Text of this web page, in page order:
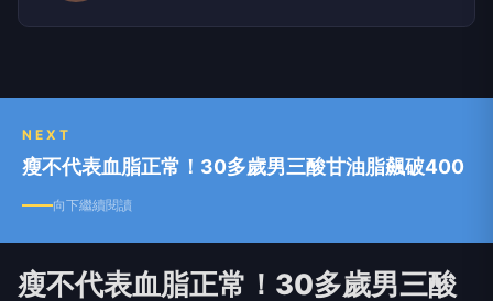
NEXT
瘦不代表血脂正常！30多歲男三酸甘油脂飆破400
向下繼續閱讀
瘦不代表血脂正常！30多歲男三酸